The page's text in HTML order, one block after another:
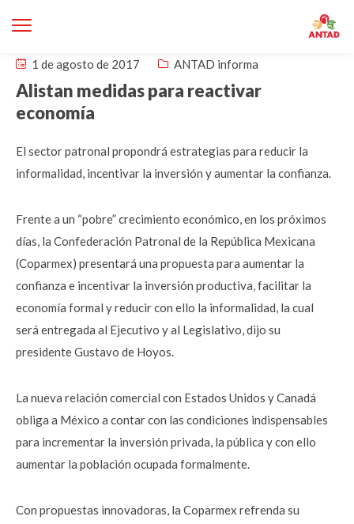
1 de agosto de 2017 ANTAD informa
Alistan medidas para reactivar
economía
El sector patronal propondrá estrategias para reducir la
informalidad, incentivar la inversión y aumentar la confianza.
Frente a un “pobre” crecimiento económico, en los próximos
días, la Confederación Patronal de la República Mexicana
(Coparmex) presentará una propuesta para aumentar la
confianza e incentivar la inversión productiva, facilitar la
economía formal y reducir con ello la informalidad, la cual
será entregada al Ejecutivo y al Legislativo, dijo su
presidente Gustavo de Hoyos.
La nueva relación comercial con Estados Unidos y Canadá
obliga a México a contar con las condiciones indispensables
para incrementar la inversión privada, la pública y con ello
aumentar la población ocupada formalmente.
Con propuestas innovadoras, la Coparmex refrenda su